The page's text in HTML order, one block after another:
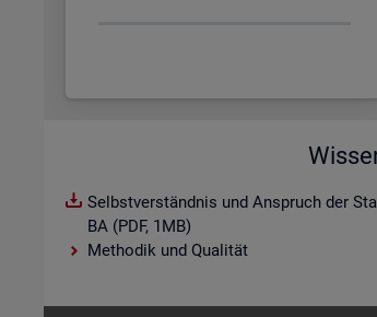
Selbstverständnis und Anspruch der
BA (PDF, 1MB)
Methodik und Qualität